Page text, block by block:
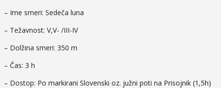
– Ime smeri: Sedeča luna
– Težavnost: V,V- /III-IV
– Dolžina smeri: 350 m
– Čas: 3 h
– Dostop: Po markirani Slovenski oz. južni poti na Prisojnik (1,5h)